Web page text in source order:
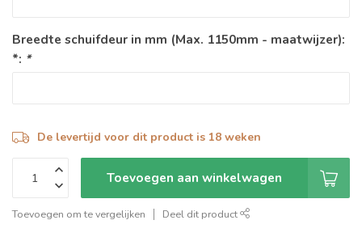
Breedte schuifdeur in mm (Max. 1150mm - maatwijzer):
*: *
De levertijd voor dit product is 18 weken
Toevoegen aan winkelwagen
Toevoegen om te vergelijken Deel dit product